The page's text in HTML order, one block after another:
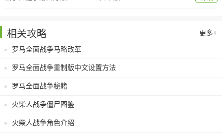
相关攻略 更多+
罗马全面战争马略改革
罗马全面战争重制版中文设置方法
罗马全面战争秘籍
火柴人战争僵尸图鉴
火柴人战争角色介绍